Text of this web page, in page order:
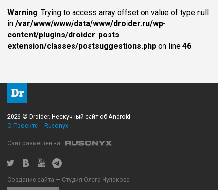
Warning: Trying to access array offset on value of type null
in /var/www/www/data/www/droider.ru/wp-
content/plugins/droider-posts-
extension/classes/postsuggestions.php on line 46
2026 © Droider. Нескучный сайт об Android
О Проекте
Rusonyx
Сайт размещен на
Создание сайта — Студия Олега Чулакова